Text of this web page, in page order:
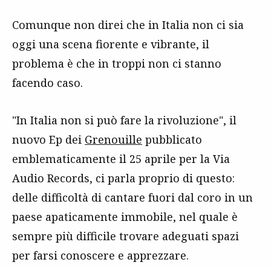
Comunque non direi che in Italia non ci sia
oggi una scena fiorente e vibrante, il
problema è che in troppi non ci stanno
facendo caso.
"In Italia non si può fare la rivoluzione", il
nuovo Ep dei Grenouille pubblicato
emblematicamente il 25 aprile per la Via
Audio Records, ci parla proprio di questo:
delle difficoltà di cantare fuori dal coro in un
paese apaticamente immobile, nel quale è
sempre più difficile trovare adeguati spazi
per farsi conoscere e apprezzare.